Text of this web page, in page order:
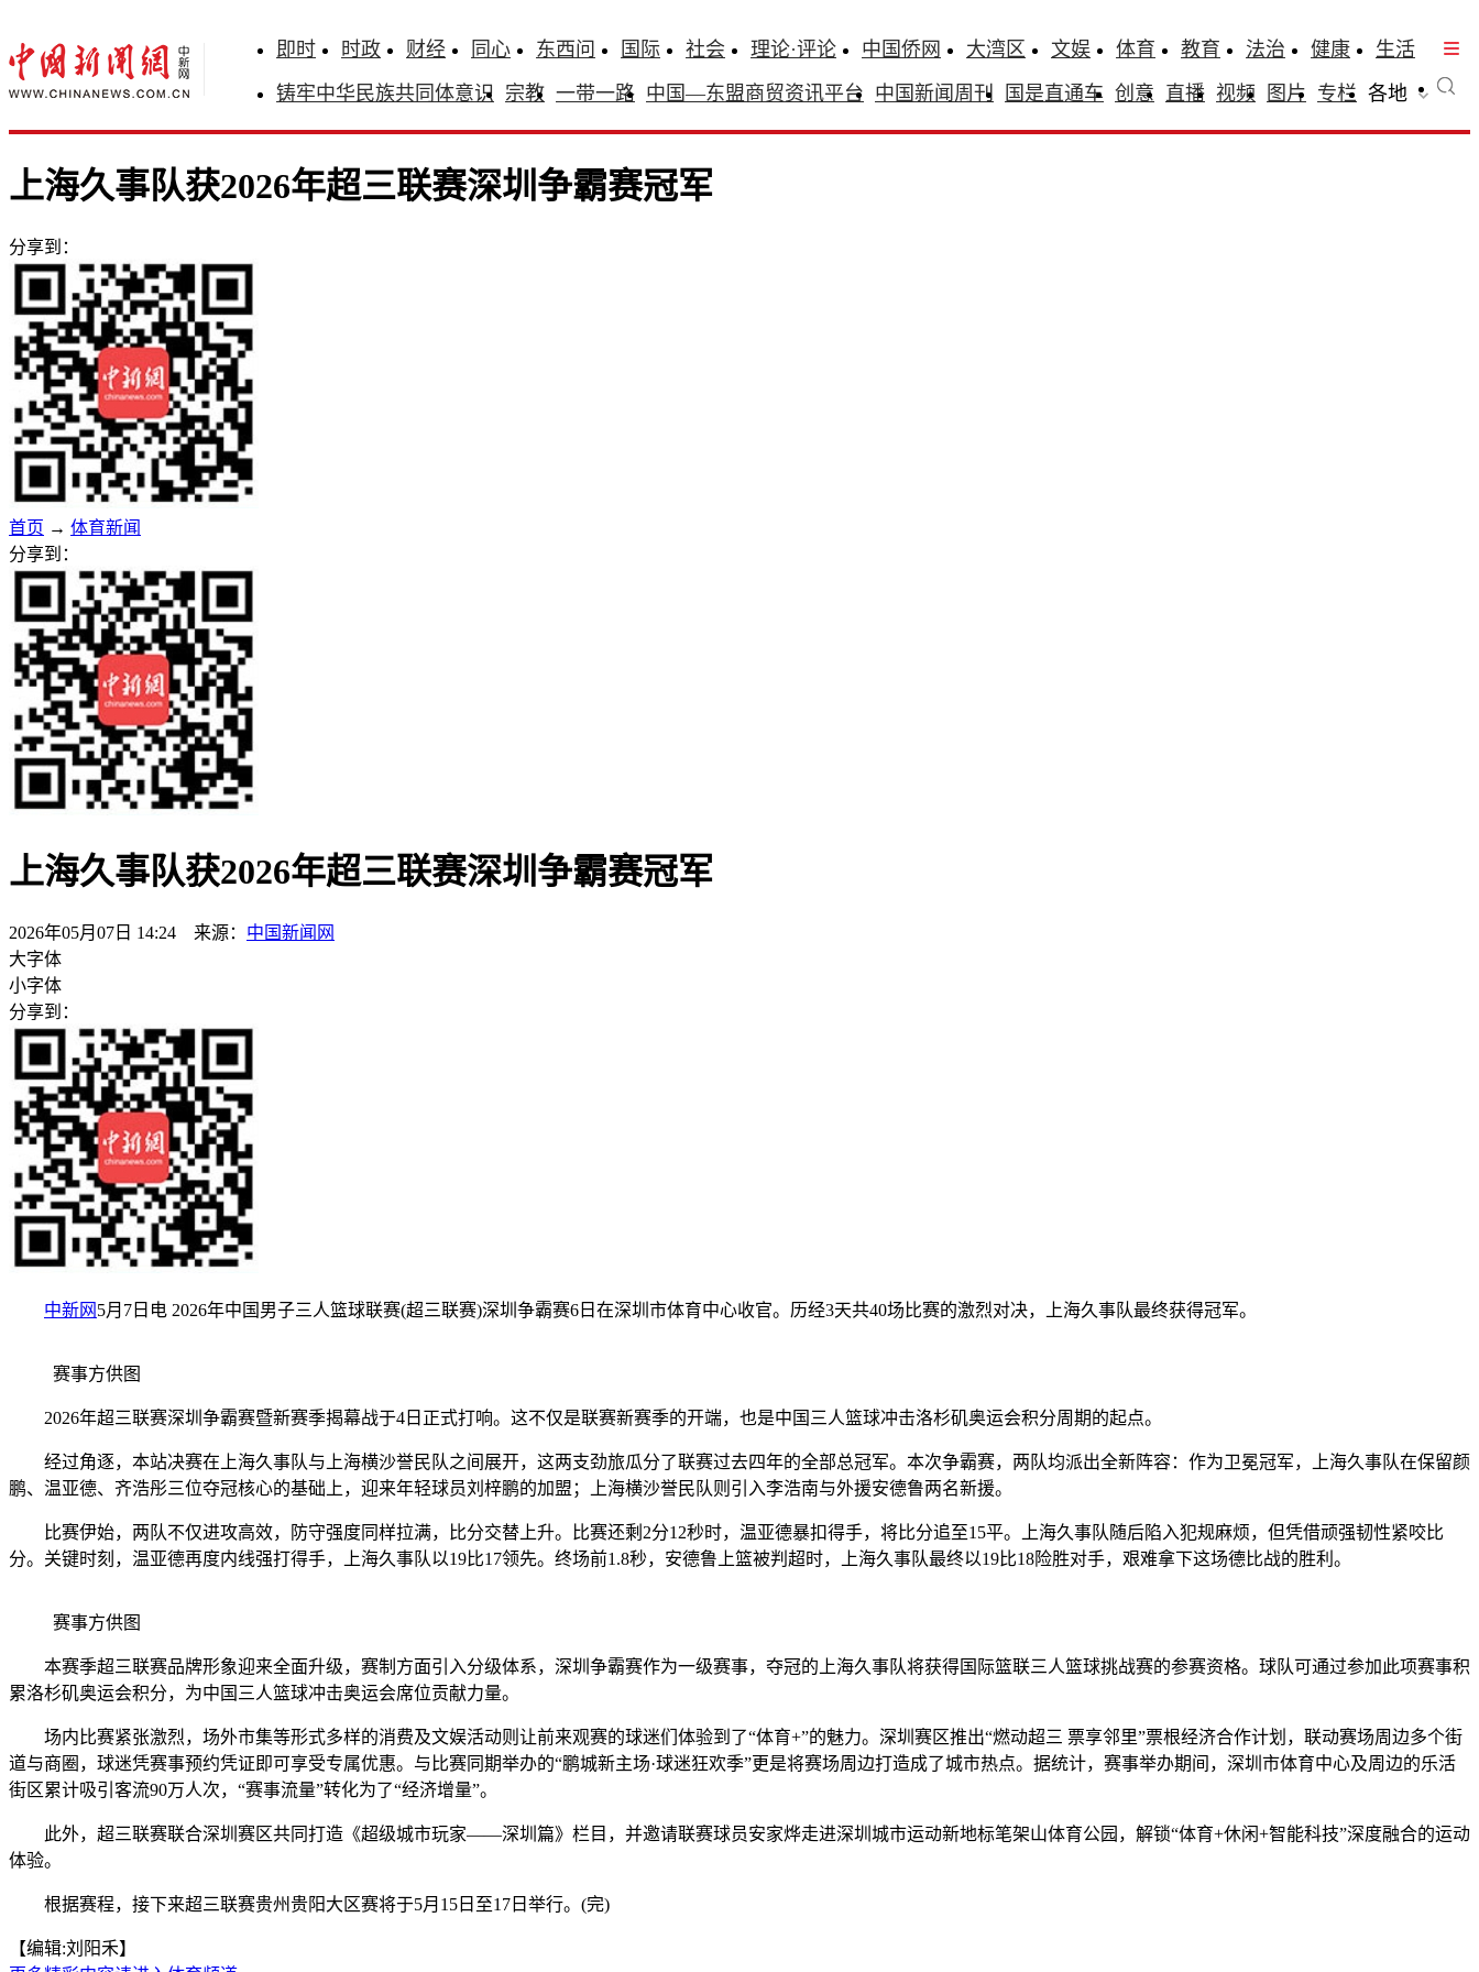
即时 时政 财经 同心 东西问 国际 社会 理论·评论 中国侨网 大湾区 文娱 体育 教育 法治 健康
生活
铸牢中华民族共同体意识 宗教 一带一路 中国—东盟商贸资讯平台 中国新闻周刊 国是直通车 创意 直播 视频 图片 专栏 各地
上海久事队获2026年超三联赛深圳争霸赛冠军
分享到：
首页 → 体育新闻
分享到：
上海久事队获2026年超三联赛深圳争霸赛冠军
2026年05月07日 14:24 来源： 中国新闻网
大字体
小字体
分享到：
中新网 5月7日电 2026年中国男子三人篮球联赛(超三联赛)深圳争霸赛6日在深圳市体育中心收官。历经3天共40场比赛的激烈对决，上海久事队最终获得冠军。
赛事方供图
2026年超三联赛深圳争霸赛暨新赛季揭幕战于4日正式打响。这不仅是联赛新赛季的开端，也是中国三人篮球冲击洛杉矶奥运会积分周期的起点。
经过角逐，本站决赛在上海久事队与上海横沙誉民队之间展开，这两支劲旅瓜分了联赛过去四年的全部总冠军。本次争霸赛，两队均派出全新阵容：作为卫冕冠军，上海久事队在保留颜
鹏、温亚德、齐浩彤三位夺冠核心的基础上，迎来年轻球员刘梓鹏的加盟；上海横沙誉民队则引入李浩南与外援安德鲁两名新援。
比赛伊始，两队不仅进攻高效，防守强度同样拉满，比分交替上升。比赛还剩2分12秒时，温亚德暴扣得手，将比分追至15平。上海久事队随后陷入犯规麻烦，但凭借顽强韧性紧咬比
分。关键时刻，温亚德再度内线强打得手，上海久事队以19比17领先。终场前1.8秒，安德鲁上篮被判超时，上海久事队最终以19比18险胜对手，艰难拿下这场德比战的胜利。
赛事方供图
本赛季超三联赛品牌形象迎来全面升级，赛制方面引入分级体系，深圳争霸赛作为一级赛事，夺冠的上海久事队将获得国际篮联三人篮球挑战赛的参赛资格。球队可通过参加此项赛事积
累洛杉矶奥运会积分，为中国三人篮球冲击奥运会席位贡献力量。
场内比赛紧张激烈，场外市集等形式多样的消费及文娱活动则让前来观赛的球迷们体验到了“体育+”的魅力。深圳赛区推出“燃动超三 票享邻里”票根经济合作计划，联动赛场周边多个街
道与商圈，球迷凭赛事预约凭证即可享受专属优惠。与比赛同期举办的“鹏城新主场·球迷狂欢季”更是将赛场周边打造成了城市热点。据统计，赛事举办期间，深圳市体育中心及周边的乐活
街区累计吸引客流90万人次，“赛事流量”转化为了“经济增量”。
此外，超三联赛联合深圳赛区共同打造《超级城市玩家——深圳篇》栏目，并邀请联赛球员安家烨走进深圳城市运动新地标笔架山体育公园，解锁“体育+休闲+智能科技”深度融合的运动
体验。
根据赛程，接下来超三联赛贵州贵阳大区赛将于5月15日至17日举行。(完)
【编辑:刘阳禾】